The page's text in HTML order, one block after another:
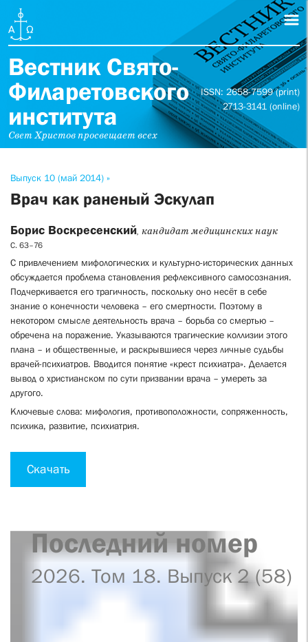
Вестник Свято-
Филаретовского
института
Свет Христов просвещает всех
ISSN: 2658-7599 (print)
2713-3141 (online)
Выпуск 10 (май 2014) »
Врач как раненый Эскулап
Борис Воскресенский, кандидат медицинских наук
С. 63–76
С привлечением мифологических и культурно-исторических данных
обсуждается проблема становления рефлексивного самосознания.
Подчеркивается его трагичность, поскольку оно несёт в себе
знание о конечности человека – его смертности. Поэтому в
некотором смысле деятельность врача – борьба со смертью –
обречена на поражение. Указываются трагические коллизии этого
плана – и общественные, и раскрывшиеся через личные судьбы
врачей-психиатров. Вводится понятие «крест психиатра». Делается
вывод о христианском по сути призвании врача – умереть за
другого.
Ключевые слова: мифология, противоположности, сопряженность,
психика, развитие, психиатрия.
Скачать
Последний номер
2026. Том 18. Выпуск 2 (58)